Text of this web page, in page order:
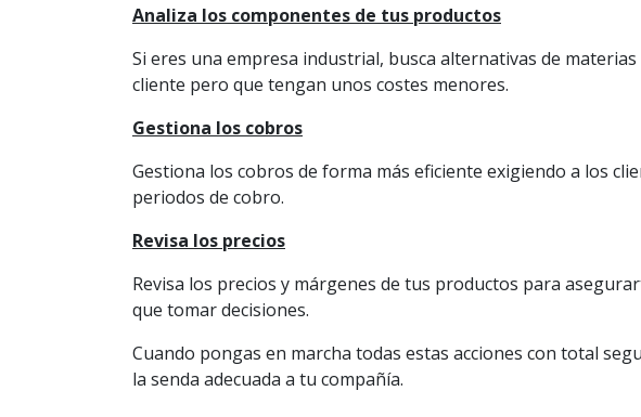
Analiza los componentes de tus productos
Si eres una empresa industrial, busca alternativas de
cliente pero que tengan unos costes menores.
Gestiona los cobros
Gestiona los cobros de forma más eficiente exigiendo a los
periodos de cobro.
Revisa los precios
Revisa los precios y márgenes de tus productos para
que tomar decisiones.
Cuando pongas en marcha todas estas acciones con total
la senda adecuada a tu compañía.